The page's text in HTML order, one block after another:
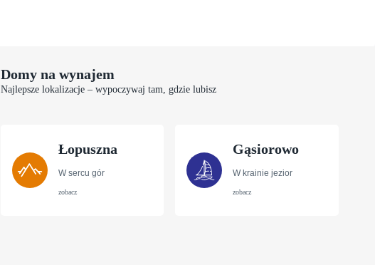
Domy na wynajem
Najlepsze lokalizacje – wypoczywaj tam, gdzie lubisz
Łopuszna
W sercu gór
zobacz
Gąsiorowo
W krainie jezior
zobacz